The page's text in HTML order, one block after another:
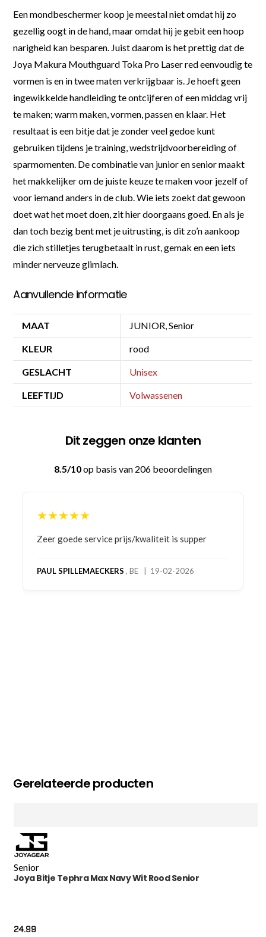
Een mondbeschermer koop je meestal niet omdat hij zo
gezellig oogt in de hand, maar omdat hij je gebit een hoop
narigheid kan besparen. Juist daarom is het prettig dat de
Joya Makura Mouthguard Toka Pro Laser red eenvoudig te
vormen is en in twee maten verkrijgbaar is. Je hoeft geen
ingewikkelde handleiding te ontcijferen of een middag vrij
te maken; warm maken, vormen, passen en klaar. Het
resultaat is een bitje dat je zonder veel gedoe kunt
gebruiken tijdens je training, wedstrijdvoorbereiding of
sparmomenten. De combinatie van junior en senior maakt
het makkelijker om de juiste keuze te maken voor jezelf of
voor iemand anders in de club. Wie iets zoekt dat gewoon
doet wat het moet doen, zit hier doorgaans goed. En als je
dan toch bezig bent met je uitrusting, is dit zo’n aankoop
die zich stilletjes terugbetaalt in rust, gemak en een iets
minder nerveuze glimlach.
Aanvullende informatie
MAAT JUNIOR, Senior
KLEUR rood
GESLACHT Unisex
LEEFTIJD Volwassenen
Dit zeggen onze klanten
8.5/10op basis van 206 beoordelingen
★★★★★
Bestelling gedaan vanwege goede prijzen en
bestelling al ontvangen met gifts, waardoor je
Gerelateerde producten
Senior
Joya Bitje Tephra Max Navy Wit Rood Senior
24.99